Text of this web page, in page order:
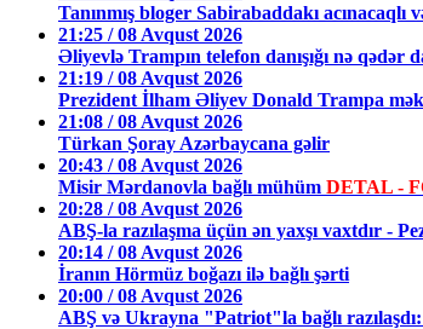
Tanınmış bloger Sabirabaddakı acınacaqlı
21:25 / 08 Avqust 2026
Əliyevlə Trampın telefon danışığı nə qədər
21:19 / 08 Avqust 2026
Prezident İlham Əliyev Donald Trampa
21:08 / 08 Avqust 2026
Türkan Şoray Azərbaycana gəlir
20:43 / 08 Avqust 2026
Misir Mərdanovla bağlı mühüm DETAL -
20:28 / 08 Avqust 2026
ABŞ-la razılaşma üçün ən yaxşı vaxtdır -
20:14 / 08 Avqust 2026
İranın Hörmüz boğazı ilə bağlı şərti
20:00 / 08 Avqust 2026
ABŞ və Ukrayna "Patriot"la bağlı